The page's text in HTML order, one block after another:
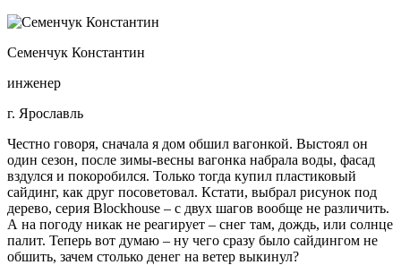
Семенчук Константин
инженер
г. Ярославль
Честно говоря, сначала я дом обшил вагонкой. Выстоял он
один сезон, после зимы-весны вагонка набрала воды, фасад
вздулся и покоробился. Только тогда купил пластиковый
сайдинг, как друг посоветовал. Кстати, выбрал рисунок под
дерево, серия Blockhouse – с двух шагов вообще не различить.
А на погоду никак не реагирует – снег там, дождь, или солнце
палит. Теперь вот думаю – ну чего сразу было сайдингом не
обшить, зачем столько денег на ветер выкинул?